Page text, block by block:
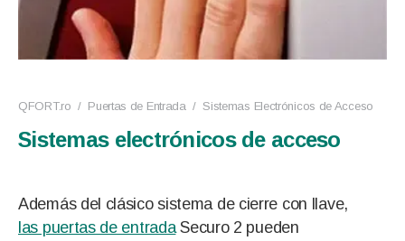
QFORT.ro / Puertas de Entrada/Sistemas Electrónicos de Acceso
Sistemas electrónicos de acceso
Además del clásico sistema de cierre con llave,
las puertas de entradaSecuro 2 pueden